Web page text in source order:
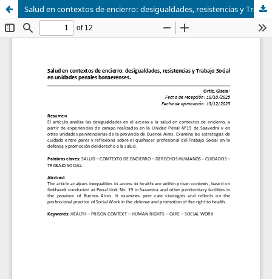
Salud en contextos de encierro: desigualdades, resistencias y Trabajo Social en unidades penales bonaerenses